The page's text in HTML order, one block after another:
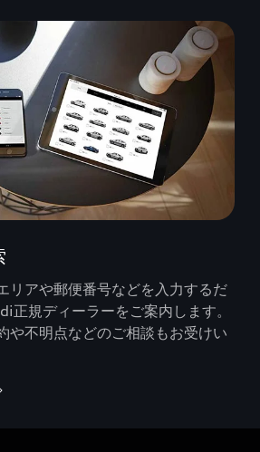
リアや郵便番号などを入力するだ
正規ディーラーをご案内します。
や不明点などのご相談もお受けい